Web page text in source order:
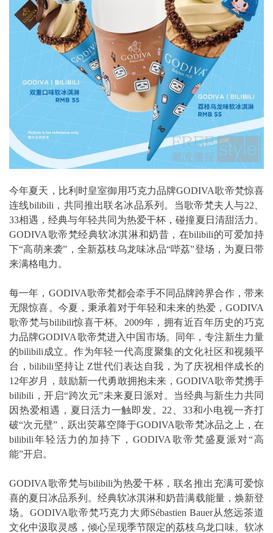
今年夏天，比利时皇室御用巧克力品牌GODIVA歌帝梵惊喜
连线bilibili，共同推出联名冰品系列。当歌帝梵夫人与22、
33相遇，经典与年轻共同为热爱干杯，碰撞夏日清甜活力。
GODIVA歌帝梵经典软冰淇淋和奶昔，在bilibili的可爱加持
下“高萌来袭”，全新荔枝乌龙味冰品“哔荔”登场，为夏日带
来满格电力。
每一年，GODIVA歌帝梵都会牵手不同品牌跨界合作，带来
无限惊喜。今夏，秉承着对于年轻和未来的热爱，GODIVA
歌帝梵与bilibili惊喜干杯。2009年，拥有近百年历史的巧克
力品牌GODIVA歌帝梵进入中国市场。同年，专注新生力量
的bilibili成立。作为年轻一代高度聚集的文化社区和视频平
台，bilibili坚持让 Z世代们表达自我，为了庆祝相伴成长的
12年岁月，鼓励新一代勇敢拥抱未来，GODIVA歌帝梵携手
bilibili，开启“跨次元”未来夏日派对。当经典与新生力共同
因热爱相遇，夏日活力一触即发。22、33和小电视一齐打
破“次元壁”，跃出荧幕空降于GODIVA歌帝梵冰品之上，在
bilibili年轻活力的加持下，GODIVA歌帝梵盛夏派对“高
能”开启。
GODIVA歌帝梵与bilibili为热爱干杯，联名推出充满可爱惊
喜的夏日冰品系列。经典软冰淇淋和奶昔满载能量，焕新登
场。GODIVA歌帝梵巧克力大师Sébastien Bauer从悠远茶道
文化中汲取灵感，倾心呈现季节限定的荔枝乌龙口味。软冰